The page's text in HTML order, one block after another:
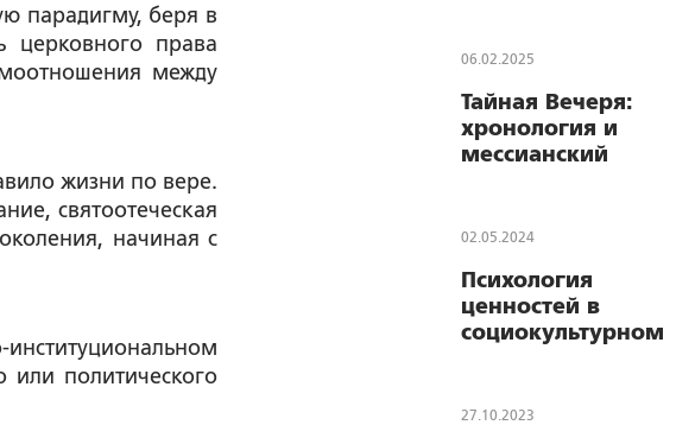
парадигму, беря в
церковного права
между
жизни по вере.
святоотеческая
начиная с
политического
06.02.2025
Тайная Вечеря:
хронология и
мессианский
02.05.2024
Психология
ценностей в
социокультурном
27.10.2023